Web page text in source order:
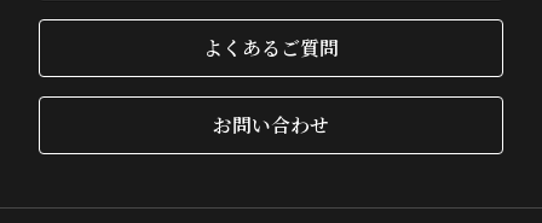
よくあるご質問
お問い合わせ